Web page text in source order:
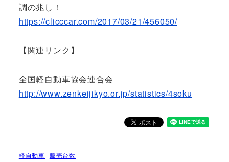
調の兆し！
https://clicccar.com/2017/03/21/456050/
【関連リンク】
全国軽自動車協会連合会
http://www.zenkeijikyo.or.jp/statistics/4soku
軽自動車 販売台数